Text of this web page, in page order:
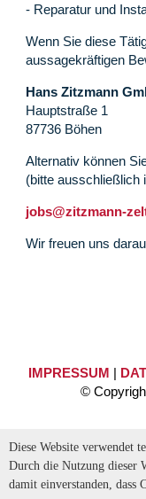
- Reparatur und
Wenn Sie diese
aussagekräftigen
Hans Zitzmann
Hauptstraße 1
87736 Böhen
Alternativ können
(bitte ausschließlich
jobs@zitzmann-
Wir freuen uns
IMPRESSUM |
©
Diese Website verwendet
Durch die Nutzung dieser
damit einverstanden, dass